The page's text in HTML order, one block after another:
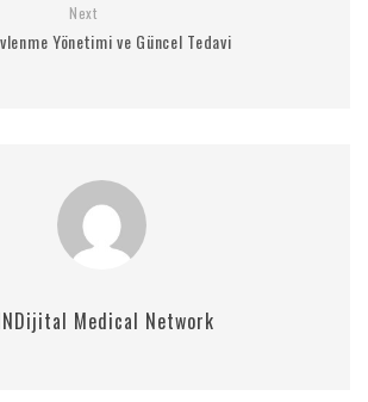
Next
Yönetimi ve Güncel Tedavi
Medical Network